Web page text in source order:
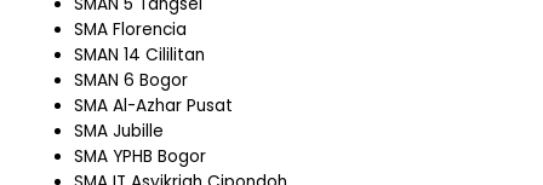
SMA Florencia
SMAN 14 Cililitan
SMAN 6 Bogor
SMA Al-Azhar Pusat
SMA Jubille
SMA YPHB Bogor